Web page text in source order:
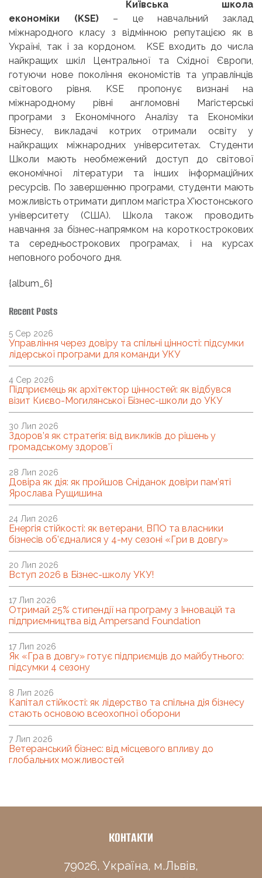
Київська школа
економіки (KSE)– це навчальний заклад
міжнародного класу з відмінною репутацією як в
Україні, так і за кордоном. KSE входить до числа
найкращих шкіл Центральної та Східної Європи,
готуючи нове покоління економістів та управлінців
світового рівня. KSE пропонує визнані на
міжнародному рівні англомовні Магістерські
програми з Економічного Аналізу та Економіки
Бізнесу, викладачі котрих отримали освіту у
найкращих міжнародних університетах. Студенти
Школи мають необмежений доступ до світової
економічної літератури та інших інформаційних
ресурсів. По завершенню програми, студенти мають
можливість отримати диплом магістра Х’юстонського
університету (США). Школа також проводить
навчання за бізнес-напрямком на короткострокових
та середньострокових програмах, і на курсах
неповного робочого дня.
{album_6}
Recent Posts
Управління через довіру та спільні цінності: підсумки
лідерської програми для команди УКУ
5 Сер 2026
Підприємець як архітектор цінностей: як відбувся
візит Києво-Могилянської Бізнес-школи до УКУ
4 Сер 2026
Здоров’я як стратегія: від викликів до рішень у
громадському здоров’ї
30 Лип 2026
Довіра як дія: як пройшов Сніданок довіри пам’яті
Ярослава Рущишина
28 Лип 2026
Енергія стійкості: як ветерани, ВПО та власники
бізнесів об’єдналися у 4-му сезоні «Гри в довгу»
24 Лип 2026
Вступ 2026 в Бізнес-школу УКУ!
20 Лип 2026
Отримай 25% стипендії на програму з Інновацій та
підприємництва від Ampersand Foundation
17 Лип 2026
Як «Гра в довгу» готує підприємців до майбутнього:
підсумки 4 сезону
17 Лип 2026
Капітал стійкості: як лідерство та спільна дія бізнесу
стають основою всеохопної оборони
8 Лип 2026
Ветеранський бізнес: від місцевого впливу до
глобальних можливостей
7 Лип 2026
КОНТАКТИ
79026, Україна, м.Львів,